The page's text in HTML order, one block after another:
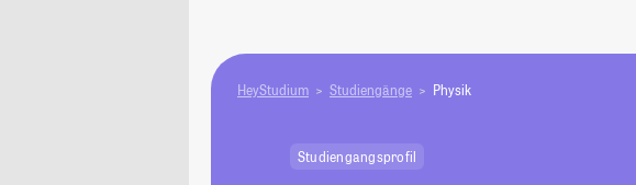
HeyStudium Studiengänge Physik
Studiengangsprofil